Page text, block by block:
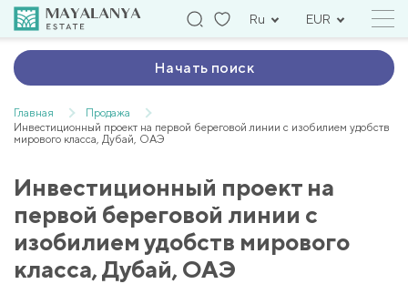
Ru EUR
Начать поиск
Главная
Продажа
Инвестиционный проект на первой береговой линии с изобилием удобств
мирового класса, Дубай, ОАЭ
Инвестиционный проект на
первой береговой линии с
изобилием удобств мирового
класса, Дубай, ОАЭ